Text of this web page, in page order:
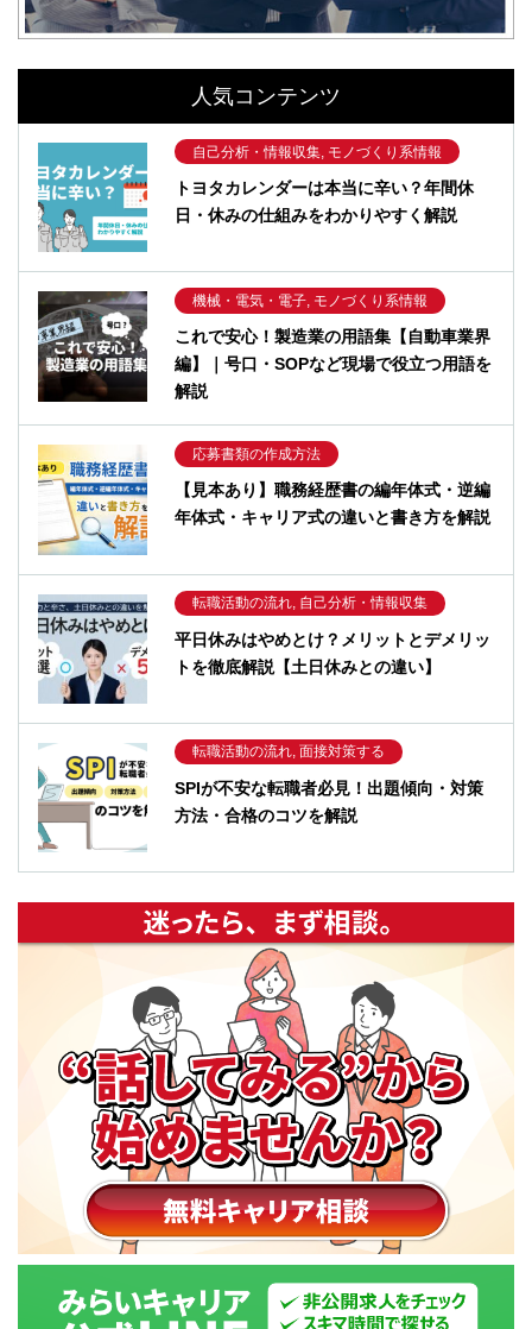
人気コンテンツ
自己分析・情報収集, モノづくり系情報
トヨタカレンダーは本当に辛い？年間休
日・休みの仕組みをわかりやすく解説
機械・電気・電子, モノづくり系情報
これで安心！製造業の用語集【自動車業界
編】｜号口・SOPなど現場で役立つ用語を
解説
応募書類の作成方法
【見本あり】職務経歴書の編年体式・逆編
年体式・キャリア式の違いと書き方を解説
転職活動の流れ, 自己分析・情報収集
平日休みはやめとけ？メリットとデメリッ
トを徹底解説【土日休みとの違い】
転職活動の流れ, 面接対策する
SPIが不安な転職者必見！出題傾向・対策
方法・合格のコツを解説